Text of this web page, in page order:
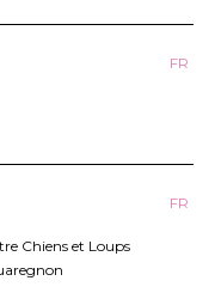
FR
FR
Chiens et Loups